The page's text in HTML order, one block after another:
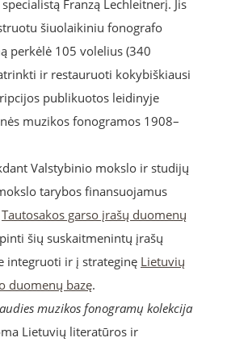
Franzą Lechleitnerį. Jis
šiuolaikiniu fonografo
perkėlė 105 volelius (340
ir restauruoti kokybiškiausi
publikuotos leidinyje
muzikos fonogramos 1908–
Valstybinio mokslo ir studijų
tarybos finansuojamus
Tautosakos garso įrašų duomenų
šių suskaitmenintų įrašų
integruoti ir į strateginę Lietuvių
duomenų bazę.
muzikos fonogramų kolekcija
Lietuvių literatūros ir